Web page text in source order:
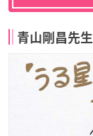
青山剛昌先生